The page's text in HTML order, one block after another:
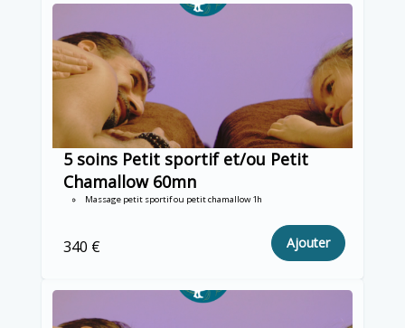
5 soins Petit sportif et/ou Petit
Chamallow 60mn
Massage petit sportif ou petit chamallow 1h
340 € Ajouter